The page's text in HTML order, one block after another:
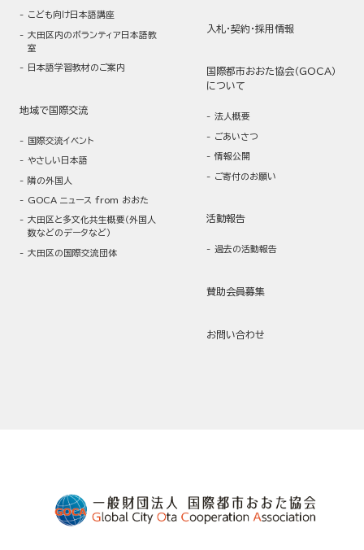
こども向け日本語講座
大田区内のボランティア日本語教
室
日本語学習教材のご案内
地域で国際交流
国際交流イベント
やさしい日本語
隣の外国人
GOCA ニュース from おおた
大田区と多文化共生概要（外国人
数などのデータなど）
大田区の国際交流団体
入札・契約・採用情報
国際都市おおた協会（GOCA）
について
法人概要
ごあいさつ
情報公開
ご寄付のお願い
活動報告
過去の活動報告
賛助会員募集
お問い合わせ